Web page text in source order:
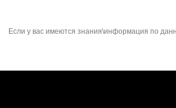
Если у вас имеются знания\информация по